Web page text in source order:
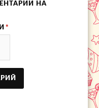
НА
*